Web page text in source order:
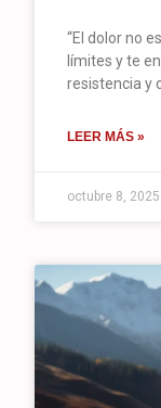
“El dolor no
límites y te
resistencia y
LEER MÁS »
octubre 8, 2025